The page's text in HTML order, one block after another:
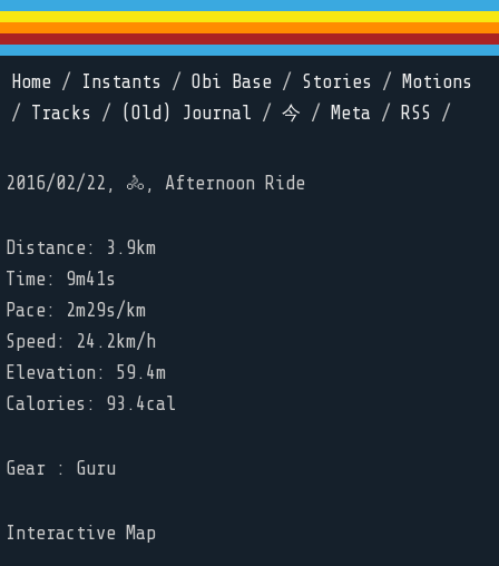
Home / Instants / Obi Base / Stories /
Motions
/ Tracks / (Old) Journal / 今 / Meta / RSS /
2016/02/22, 🚴, Afternoon Ride
Distance: 3.9km
Time: 9m41s
Pace: 2m29s/km
Speed: 24.2km/h
Elevation: 59.4m
Calories: 93.4cal
Gear : Guru
Interactive Map